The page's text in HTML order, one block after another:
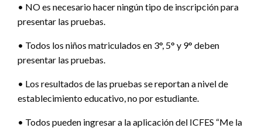
• NO es necesario hacer ningún tipo de inscripción para
presentar las pruebas.
• Todos los niños matriculados en 3°, 5° y 9° deben
presentar las pruebas.
• Los resultados de las pruebas se reportan a nivel de
establecimiento educativo, no por estudiante.
• Todos pueden ingresar a la aplicación del ICFES “Me la